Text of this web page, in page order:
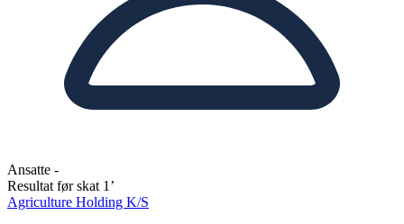
Ansatte -
Resultat før skat 1’
Agriculture Holding K/S